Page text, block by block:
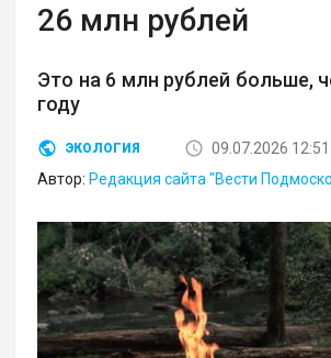
26 млн рублей
Это на 6 млн рублей больше,
году
ЭКОЛОГИЯ
09.07.2026 12:51
Автор: Редакция сайта "Вести